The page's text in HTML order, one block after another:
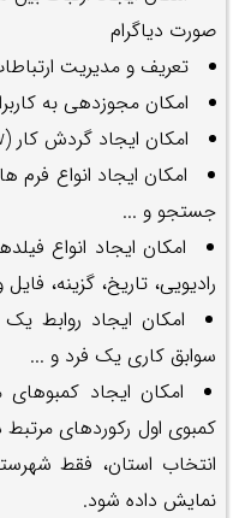
صورت دیاگرام
تعریف و مدیریت
امکان مجوزدهی به
امکان ایجاد گردش کار (WorkFlow) و فرآیند فرم ها
امکان ایجاد انواع
جستجو و ...
امکان ایجاد انواع
رادیویی، تاریخ، گزینه،
امکان ایجاد روابط
سوابق کاری یک فرد و ...
امکان ایجاد
کمبوی اول رکوردهای مرتبط
انتخاب استان، فقط
نمایش داده شود.